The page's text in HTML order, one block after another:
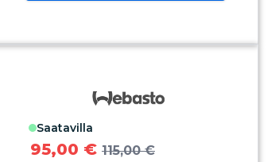
saatavilla
95,00 € 115,00 €